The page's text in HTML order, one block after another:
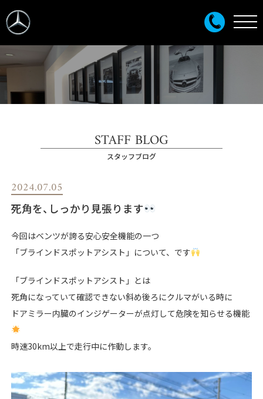
STAFF BLOG
スタッフブログ
2024.07.05
死角を、しっかり見張ります
今回はベンツが誇る安心安全機能の一つ
「ブラインドスポットアシスト」について、です
「ブラインドスポットアシスト」とは
死角になっていて確認できない斜め後ろにクルマがいる時に
ドアミラー内臓のインジゲーターが点灯して危険を知らせる機能
時速30km以上で走行中に作動します。